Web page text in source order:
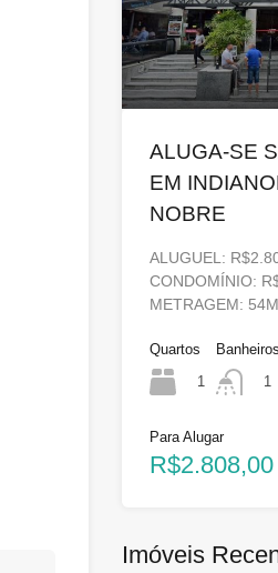
ALUGA-SE
EM
NOBRE
ALUGUEL:
CONDOMÍNIO:
METRAGEM:
Quartos
1
Banheiros
1
Para Alugar
Imóveis